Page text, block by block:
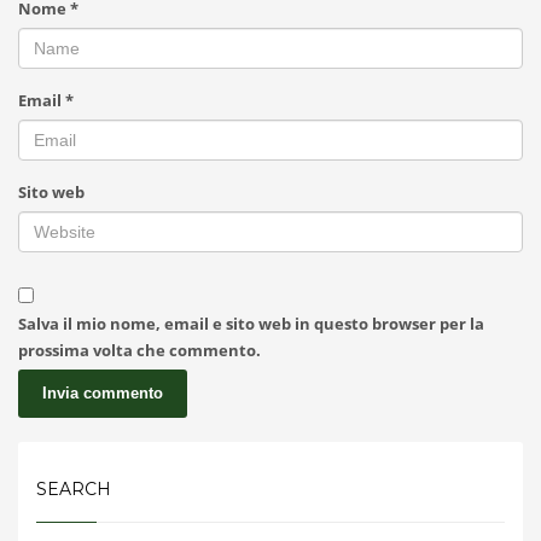
Nome *
Email *
Sito web
Salva il mio nome, email e sito web in questo browser per la
prossima volta che commento.
SEARCH